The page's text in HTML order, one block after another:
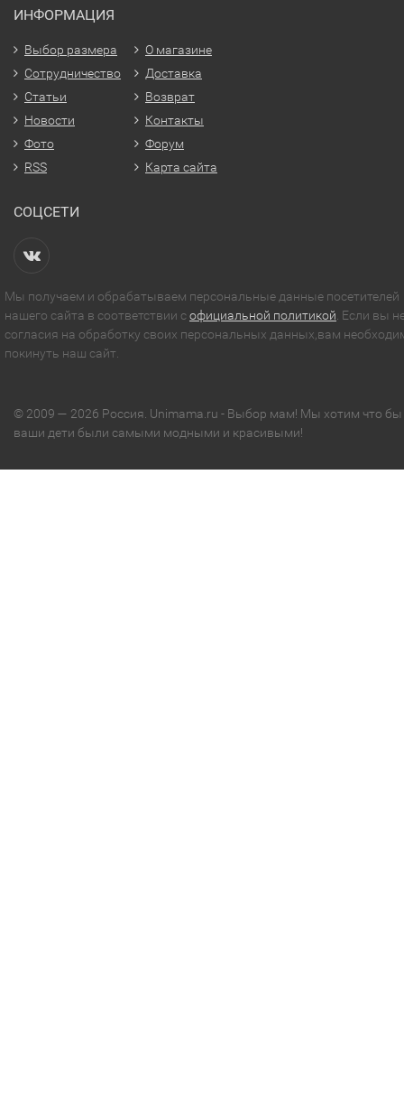
ИНФОРМАЦИЯ
Выбор размера
Сотрудничество
Статьи
Новости
Фото
RSS
О магазине
Доставка
Возврат
Контакты
Форум
Карта сайта
СОЦСЕТИ
Мы получаем и обрабатываем персональные данные посетителей
нашего сайта в соответствии софициальной политикой . Если вы
согласия на обработку своих персональных данных,вам
покинуть наш сайт.
© 2009 — 2026 Россия. Unimama.ru - Выбор мам! Мы хотим что бы
ваши дети были самыми модными и красивыми!